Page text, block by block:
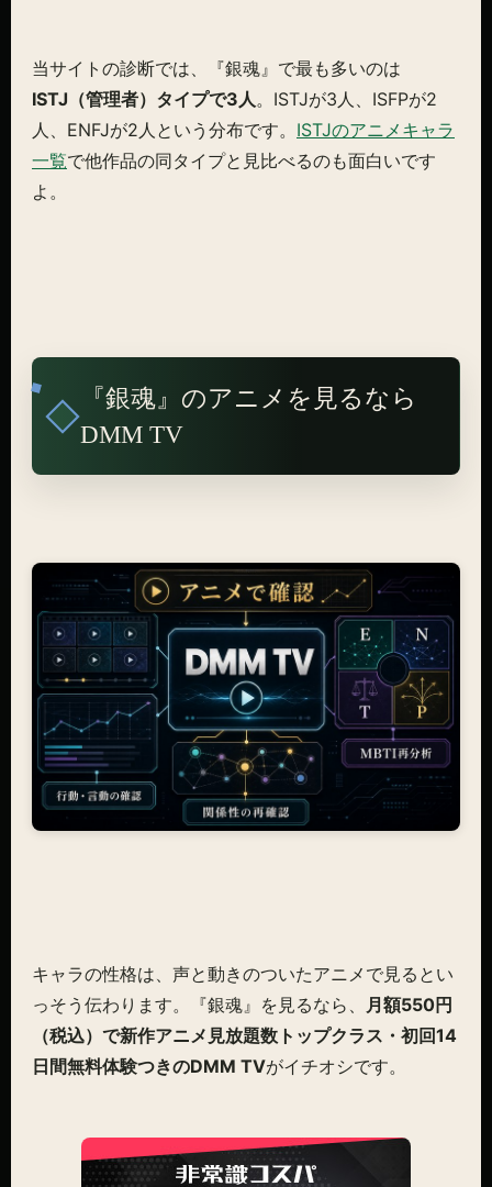
当サイトの診断では、『銀魂』で最も多いのは
ISTJ（管理者）タイプで3人 。ISTJが3人、ISFPが2
人、ENFJが2人という分布です。 ISTJのアニメキャラ
一覧で他作品の同タイプと見比べるのも面白いです
よ。
『銀魂』のアニメを見るなら
DMM TV
キャラの性格は、声と動きのついたアニメで見るとい
っそう伝わります。『銀魂』を見るなら、
月額550円
（税込）で新作アニメ見放題数トップクラス・初回14
日間無料体験つきのDMM TVがイチオシです。